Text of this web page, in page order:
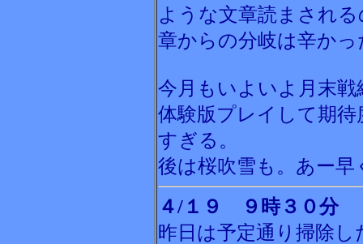
ような文章読まされ
章からの分岐は辛か
今月もいよいよ月末戦
体験版プレイして期
すぎる。
後は桜吹雪も。あー
４/１９ ９時３０分
昨日は予定通り掃除